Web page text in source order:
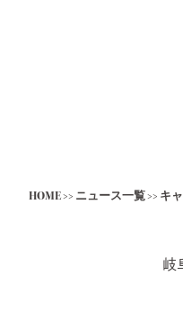
HOME>> ニュース一覧>> キ
岐